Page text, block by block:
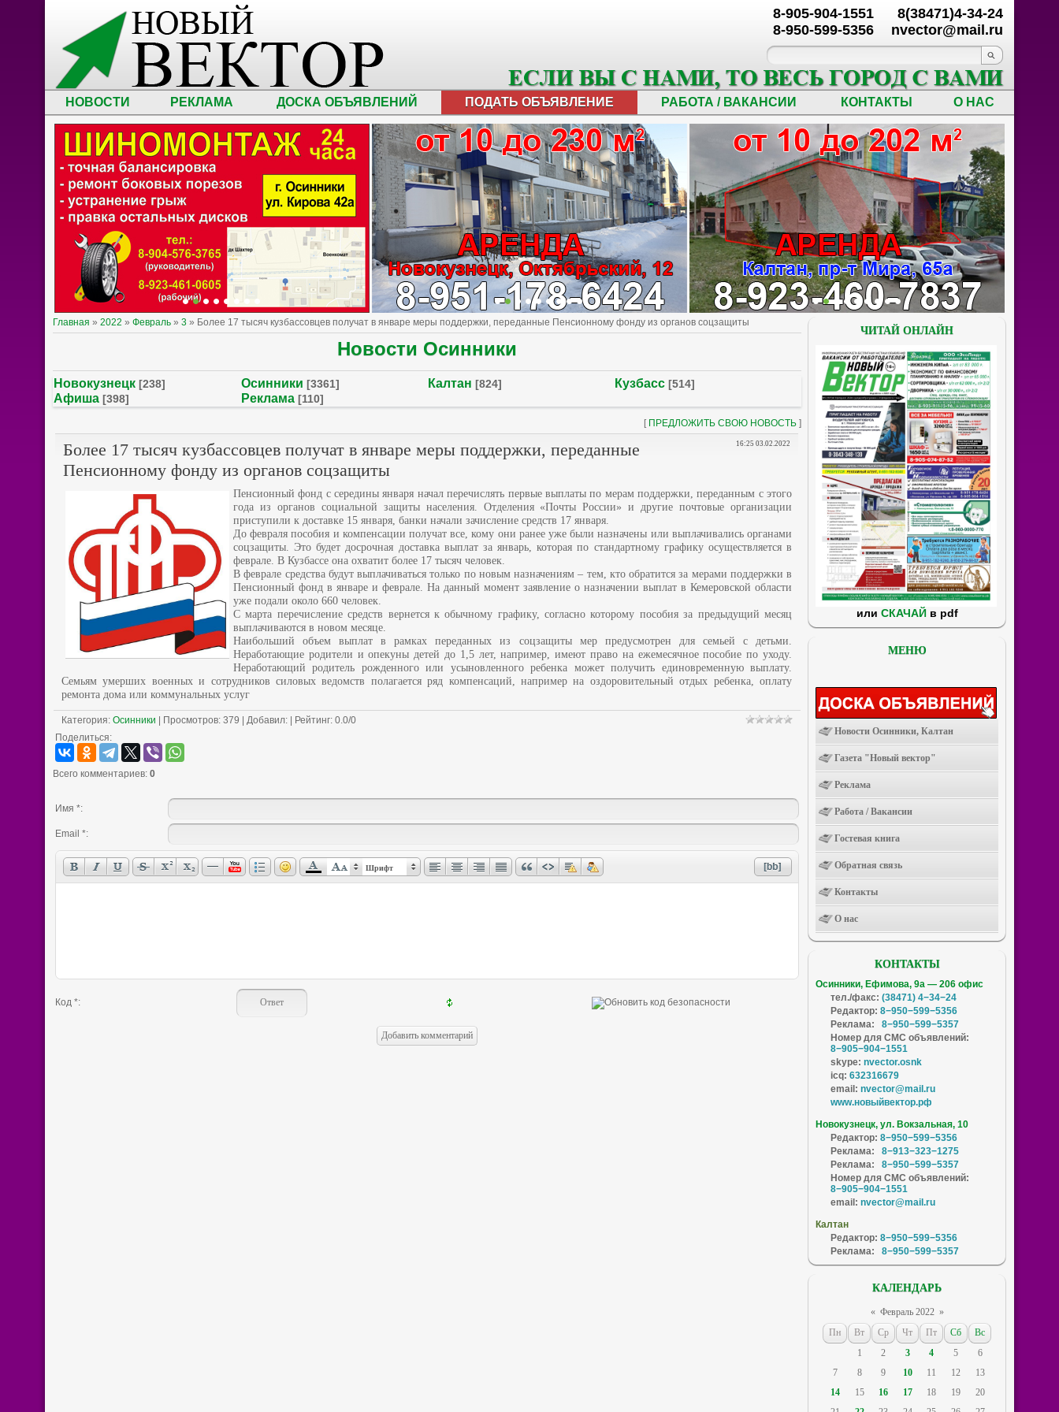
8(38471)4-34-24
nvector@mail.ru
8-905-904-1551
8-950-599-5356
НОВОСТИ РЕКЛАМА ДОСКА ОБЪЯВЛЕНИЙ ПОДАТЬ ОБЪЯВЛЕНИЕ РАБОТА / ВАКАНСИИ КОНТАКТЫ О НАС
Главная » 2022 » Февраль » 3 » Более 17 тысяч кузбассовцев получат в январе меры поддержки, переданные Пенсионному фонду из органов соцзащиты
Новости Осинники
Новокузнецк [238] Осинники [3361] Калтан [824] Кузбасс [514]
Афиша [398] Реклама [110]
[ ПРЕДЛОЖИТЬ СВОЮ НОВОСТЬ ]
16:25 03.02.2022
Более 17 тысяч кузбассовцев получат в январе меры поддержки, переданные
Пенсионному фонду из органов соцзащиты
Пенсионный фонд с середины января начал перечислять первые выплаты по мерам поддержки, переданным с этого
года из органов социальной защиты населения. Отделения «Почты России» и другие почтовые организации
приступили к доставке 15 января, банки начали зачисление средств 17 января.
До февраля пособия и компенсации получат все, кому они ранее уже были назначены или выплачивались органами
соцзащиты. Это будет досрочная доставка выплат за январь, которая по стандартному графику осуществляется в
феврале. В Кузбассе она охватит более 17 тысяч человек.
В феврале средства будут выплачиваться только по новым назначениям – тем, кто обратится за мерами поддержки в
Пенсионный фонд в январе и феврале. На данный момент заявление о назначении выплат в Кемеровской области
уже подали около 660 человек.
С марта перечисление средств вернется к обычному графику, согласно которому пособия за предыдущий месяц
выплачиваются в новом месяце.
Наибольший объем выплат в рамках переданных из соцзащиты мер предусмотрен для семьей с детьми.
Неработающие родители и опекуны детей до 1,5 лет, например, имеют право на ежемесячное пособие по уходу.
Неработающий родитель рожденного или усыновленного ребенка может получить единовременную выплату.
Семьям умерших военных и сотрудников силовых ведомств полагается ряд компенсаций, например на оздоровительный отдых ребенка, оплату
ремонта дома или коммунальных услуг
Категория: Осинники Просмотров: 379 | Добавил: Рейтинг: 0.0/0
Поделиться:
Всего комментариев: 0
Имя *:
Email *:
Шрифт
Код *:
ЧИТАЙ ОНЛАЙН
или СКАЧАЙв pdf
МЕНЮ
Новости Осинники, Калтан
Газета "Новый вектор"
Реклама
Работа / Вакансии
Гостевая книга
Обратная связь
Контакты
О нас
КОНТАКТЫ
Осинники, Ефимова, 9а — 206 офис
тел./факс: (38471) 4−34−24
Редактор: 8−950−599−5356
Реклама:
8−950−599−5357
Номер для СМС объявлений:
8−905−904−1551
skype: nvector.osnk
icq: 632316679
email: nvector@mail.ru
www.новыйвектор.рф
Новокузнецк, ул. Вокзальная, 10
Редактор: 8−950−599−5356
Реклама:
8−913−323−1275
Реклама:
8−950−599−5357
Номер для СМС объявлений:
8−905−904−1551
email: nvector@mail.ru
Калтан
Редактор: 8−950−599−5356
Реклама:
8−950−599−5357
КАЛЕНДАРЬ
« Февраль 2022 »
Пн
Вт Ср Чт Пт Сб
Вс
1
2 3 4 5
6
7
8 9 10 11 12
13
14
15 16 17 18 19
20